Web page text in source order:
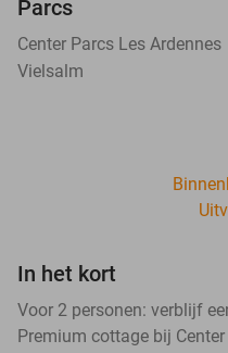
Parcs
Center Parcs Les Ardennes
Vielsalm
In het kort
Voor 2 personen: verblijf
Premium cottage bij